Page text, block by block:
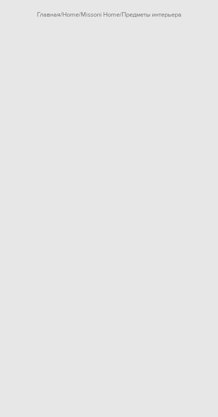
Главная Home Missoni Home Предметы интерьера